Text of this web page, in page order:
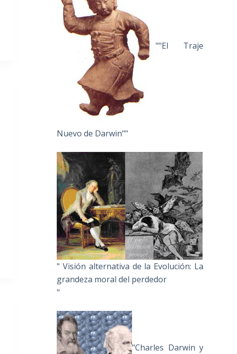
""El Traje
Nuevo de Darwin""
" Visión alternativa de la Evolución: La
grandeza moral del perdedor
"
"Charles Darwin y